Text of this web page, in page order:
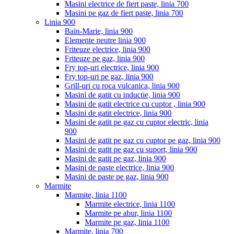
Masini electrice de fiert paste, linia 700
Masini pe gaz de fiert paste, linia 700
Linia 900
Bain-Marie, linia 900
Elemente neutre linia 900
Friteuze electrice, linia 900
Friteuze pe gaz, linia 900
Fry top-uri electrice, linia 900
Fry top-uri pe gaz, linia 900
Grill-uri cu roca vulcanica, linia 900
Masini de gatit cu inductie, linia 900
Masini de gatit electrice cu cuptor , linia 900
Masini de gatit electrice, linia 900
Masini de gatit pe gaz cu cuptor electric, linia
900
Masini de gatit pe gaz cu cuptor pe gaz, linia 900
Masini de gatit pe gaz cu suport, linia 900
Masini de gatit pe gaz, linia 900
Masini de paste electrice, linia 900
Masini de paste pe gaz, linia 900
Marmite
Marmite, linia 1100
Marmite electrice, linia 1100
Marmite pe abur, linia 1100
Marmite pe gaz, linia 1100
Marmite, linia 700